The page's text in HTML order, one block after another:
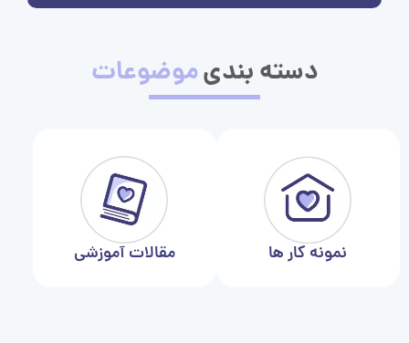
دسته بندیموضوعات
نمونه کار ها مقالات آموزشی